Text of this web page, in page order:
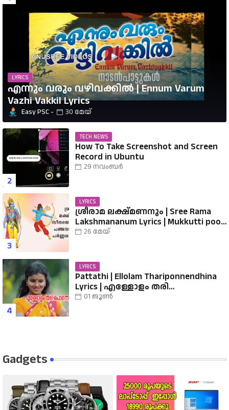
LYRICS
എന്നും വരും വഴിവക്കിൽ | Ennum Varum
Vazhi Vakkil Lyrics
Easy PSC 30 മേയ്
TECH NEWS
How To Take Screenshot and Screen
Record in Ubuntu
29 നവംബർ
LYRICS
ശ്രീരാമ ലക്ഷ്മണനും | Sree Rama
Lakshmananum Lyrics | Mukkutti poo
Album | Sreerama Song Malayalam |
26 മേയ്
LYRICS
Pattathi | Ellolam Thariponnendhina
Lyrics | എള്ളോളം തരി
പൊന്നെന്തിനാ...... വരികൾ
01 ജൂൺ
Gadgets